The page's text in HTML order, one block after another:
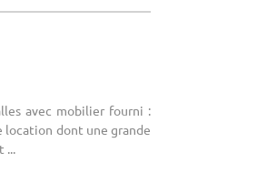
avec mobilier fourni :
location dont une grande
...